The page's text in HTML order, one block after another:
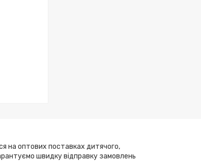
на оптових поставках дитячого,
швидку відправку замовлень